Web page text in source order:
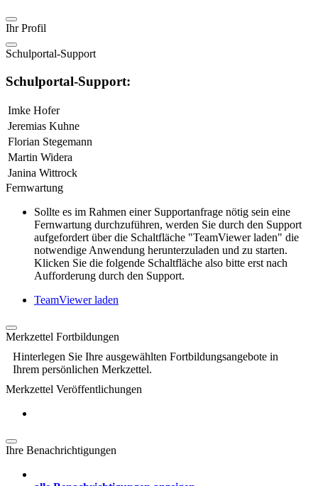
Ihr Profil
Schulportal-Support
Schulportal-Support:
Imke Hofer
Jeremias Kuhne
Florian Stegemann
Martin Widera
Janina Wittrock
Fernwartung
Sollte es im Rahmen einer Supportanfrage nötig sein eine
Fernwartung durchzuführen, werden Sie durch den Support
aufgefordert über die Schaltfläche "TeamViewer laden" die
notwendige Anwendung herunterzuladen und zu starten.
Klicken Sie die folgende Schaltfläche also bitte erst nach
Aufforderung durch den Support.
TeamViewer laden
Merkzettel Fortbildungen
Hinterlegen Sie Ihre ausgewählten Fortbildungsangebote in
Ihrem persönlichen Merkzettel.
Merkzettel Veröffentlichungen
Ihre Benachrichtigungen